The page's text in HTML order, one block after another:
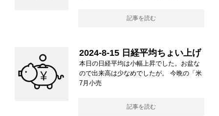
記事を読む
2024-8-15 日経平均ちょい上げ
本日の日経平均は小幅上昇でした。お盆な
ので出来高は少なめでしたが。 今晩の「米
7月小売
記事を読む